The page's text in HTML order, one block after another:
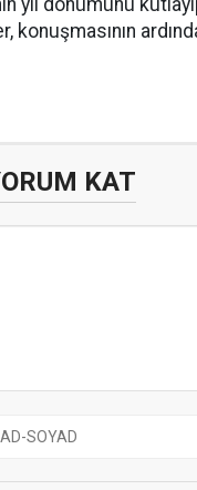
yıl dönümünü
konuşmasının
KAT